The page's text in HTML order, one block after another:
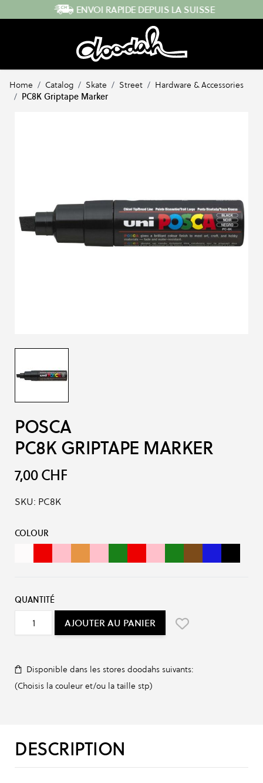
Skip to Content ENVOI RAPIDE DEPUIS LA SUISSE
Home / Catalog / Skate / Street / Hardware & Accessories
/ PC8K Griptape Marker
POSCA
PC8K GRIPTAPE MARKER
7,00 CHF
SKU: PC8K
Options du produit :
COLOUR
Red PinkOrange
Metallic Pink
GreenFluo RedFluo Pink
Fluo Green
BrownBlueBlack
QUANTITÉ
AJOUTER AU PANIER
Disponible dans les stores doodahs suivants:
(Choisis la couleur et/ou la taille stp)
DESCRIPTION